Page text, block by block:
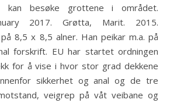
kan besøke grottene i området.
2017. Grøtta, Marit. 2015.
8,5 x 8,5 alner. Han peikar m.a. på
forskrift. EU har startet ordningen
for å vise i hvor stor grad dekkene
sikkerhet og anal og de tre
veigrep på våt veibane og